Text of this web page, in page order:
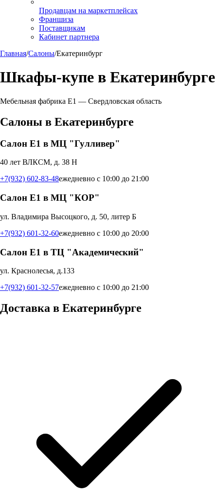
Продавцам на маркетплейсах
Франшиза
Поставщикам
Кабинет партнера
Главная/Салоны/Екатеринбург
Шкафы-купе в Екатеринбурге
Мебельная фабрика Е1 — Свердловская область
Салоны в Екатеринбурге
Салон Е1 в МЦ "Гулливер"
40 лет ВЛКСМ, д. 38 Н
+7(932) 602-83-48ежедневно с 10:00 до 21:00
Салон Е1 в МЦ "КОР"
ул. Владимира Высоцкого, д. 50, литер Б
+7(932) 601-32-60ежедневно с 10:00 до 20:00
Салон Е1 в ТЦ "Академический"
ул. Краснолесья, д.133
+7(932) 601-32-57ежедневно с 10:00 до 21:00
Доставка в Екатеринбурге